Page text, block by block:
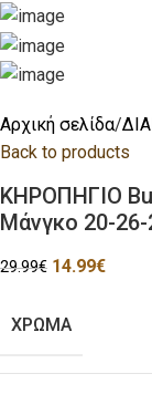
Αρχική σελίδα
Back to products
ΚΗΡΟΠΗΓΙΟ
Μάνγκο 20-26-
29.99€ 14.99€
ΧΡΩΜΑ